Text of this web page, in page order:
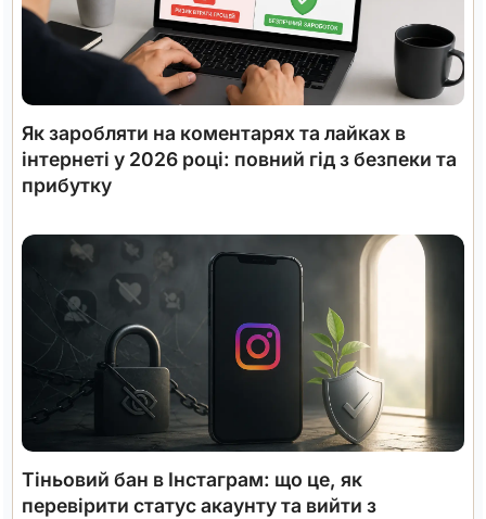
Як заробляти на коментарях та лайках в
інтернеті у 2026 році: повний гід з безпеки та
прибутку
Тіньовий бан в Інстаграм: що це, як
перевірити статус акаунту та вийти з